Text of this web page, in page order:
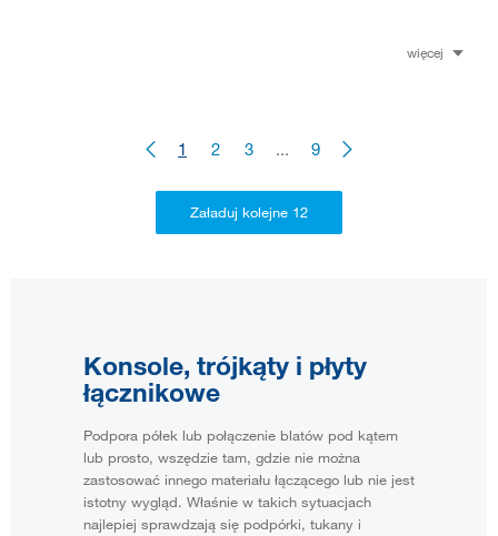
więcej
1 2 3 ... 9
Konsole, trójkąty i płyty
łącznikowe
Podpora półek lub połączenie blatów pod kątem
lub prosto, wszędzie tam, gdzie nie można
zastosować innego materiału łączącego lub nie jest
istotny wygląd. Właśnie w takich sytuacjach
najlepiej sprawdzają się podpórki, tukany i